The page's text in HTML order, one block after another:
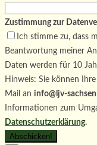
Zustimmung zur
Ich stimme zu, dass
Beantwortung meiner
Daten werden für 10
Hinweis: Sie können
Mail an info@ljv-
Informationen zum
Datenschutzerklärung.